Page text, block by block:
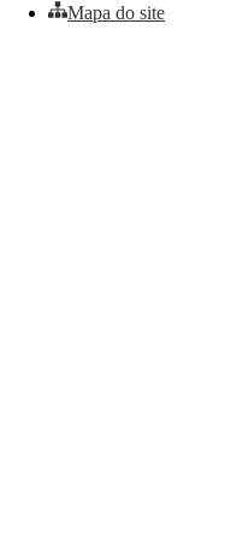
Mapa do site